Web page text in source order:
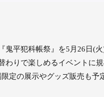
平犯科帳祭』を5月26日(
わりで楽しめるイベント
定の展示やグッズ販売も